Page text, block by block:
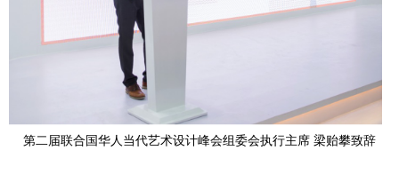
第二届联合国华人当代艺术设计峰会组委会执行主席 梁贻攀致辞